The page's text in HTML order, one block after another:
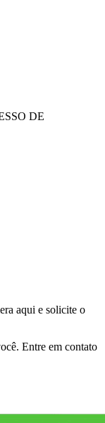
DE
aqui e solicite o
Entre em contato